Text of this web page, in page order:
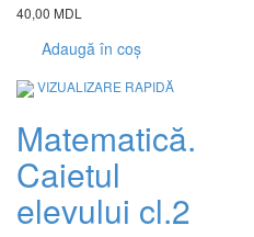
40,00 MDL
Adaugă în coș
VIZUALIZARE RAPIDĂ
Matematică.
Caietul
elevului cl.2